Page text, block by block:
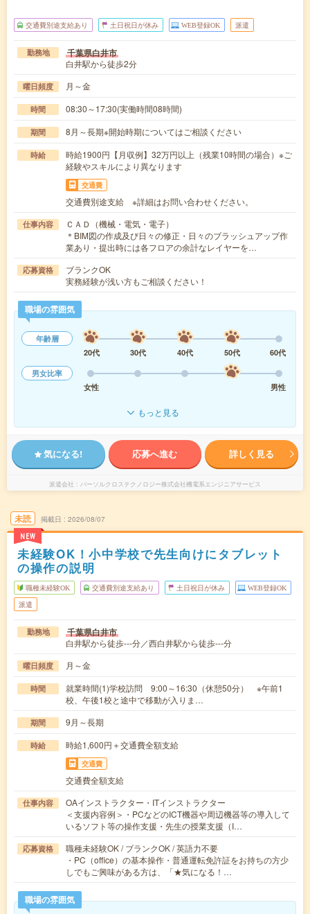
交通費別途支給あり 土日祝日が休み WEB登録OK 派遣
勤務地 千葉県白井市
白井駅から徒歩2分
曜日頻度 月～金
時間 08:30～17:30(実働時間08時間)
期間 8月～長期※開始時期についてはご相談ください
時給
時給1900円【月収例】32万円以上（残業10時間の場合）※ご
経験やスキルにより異なります
交通費
交通費別途支給 ※詳細はお問い合わせください。
仕事内容
ＣＡＤ（機械・電気・電子）
＊BIM図の作成及び日々の修正・日々のブラッシュアップ作
業あり・提出時には各フロアの余計なレイヤーを…
応募資格
ブランクOK
実務経験が浅い方もご相談ください！
職場の雰囲気
年齢層
20代
30代 40代 50代
60代
男女比率
女性
男性
もっと見る
気になる! 応募へ進む 詳しく見る
派遣会社 パーソルクロステクノロジー株式会社機電系エンジニアサービス
未読
NEW
掲載日 2026/08/07
未経験OK！小中学校で先生向けにタブレット
の操作の説明
職種未経験OK 交通費別途支給あり 土日祝日が休み WEB登録OK
派遣
勤務地 千葉県白井市
白井駅から徒歩---分／西白井駅から徒歩---分
曜日頻度 月～金
時間
就業時間(1)学校訪問 9:00～16:30（休憩50分） ※午前1
校、午後1校と途中で移動が入りま…
期間 9月～長期
時給 時給1,600円＋交通費全額支給
交通費
交通費全額支給
仕事内容
OAインストラクター・ITインストラクター
＜支援内容例＞・PCなどのICT機器や周辺機器等の導入して
いるソフト等の操作支援・先生の授業支援（I…
応募資格
職種未経験OK / ブランクOK / 英語力不要
・PC（office）の基本操作・普通運転免許証をお持ちの方少
しでもご興味がある方は、「★気になる！…
職場の雰囲気